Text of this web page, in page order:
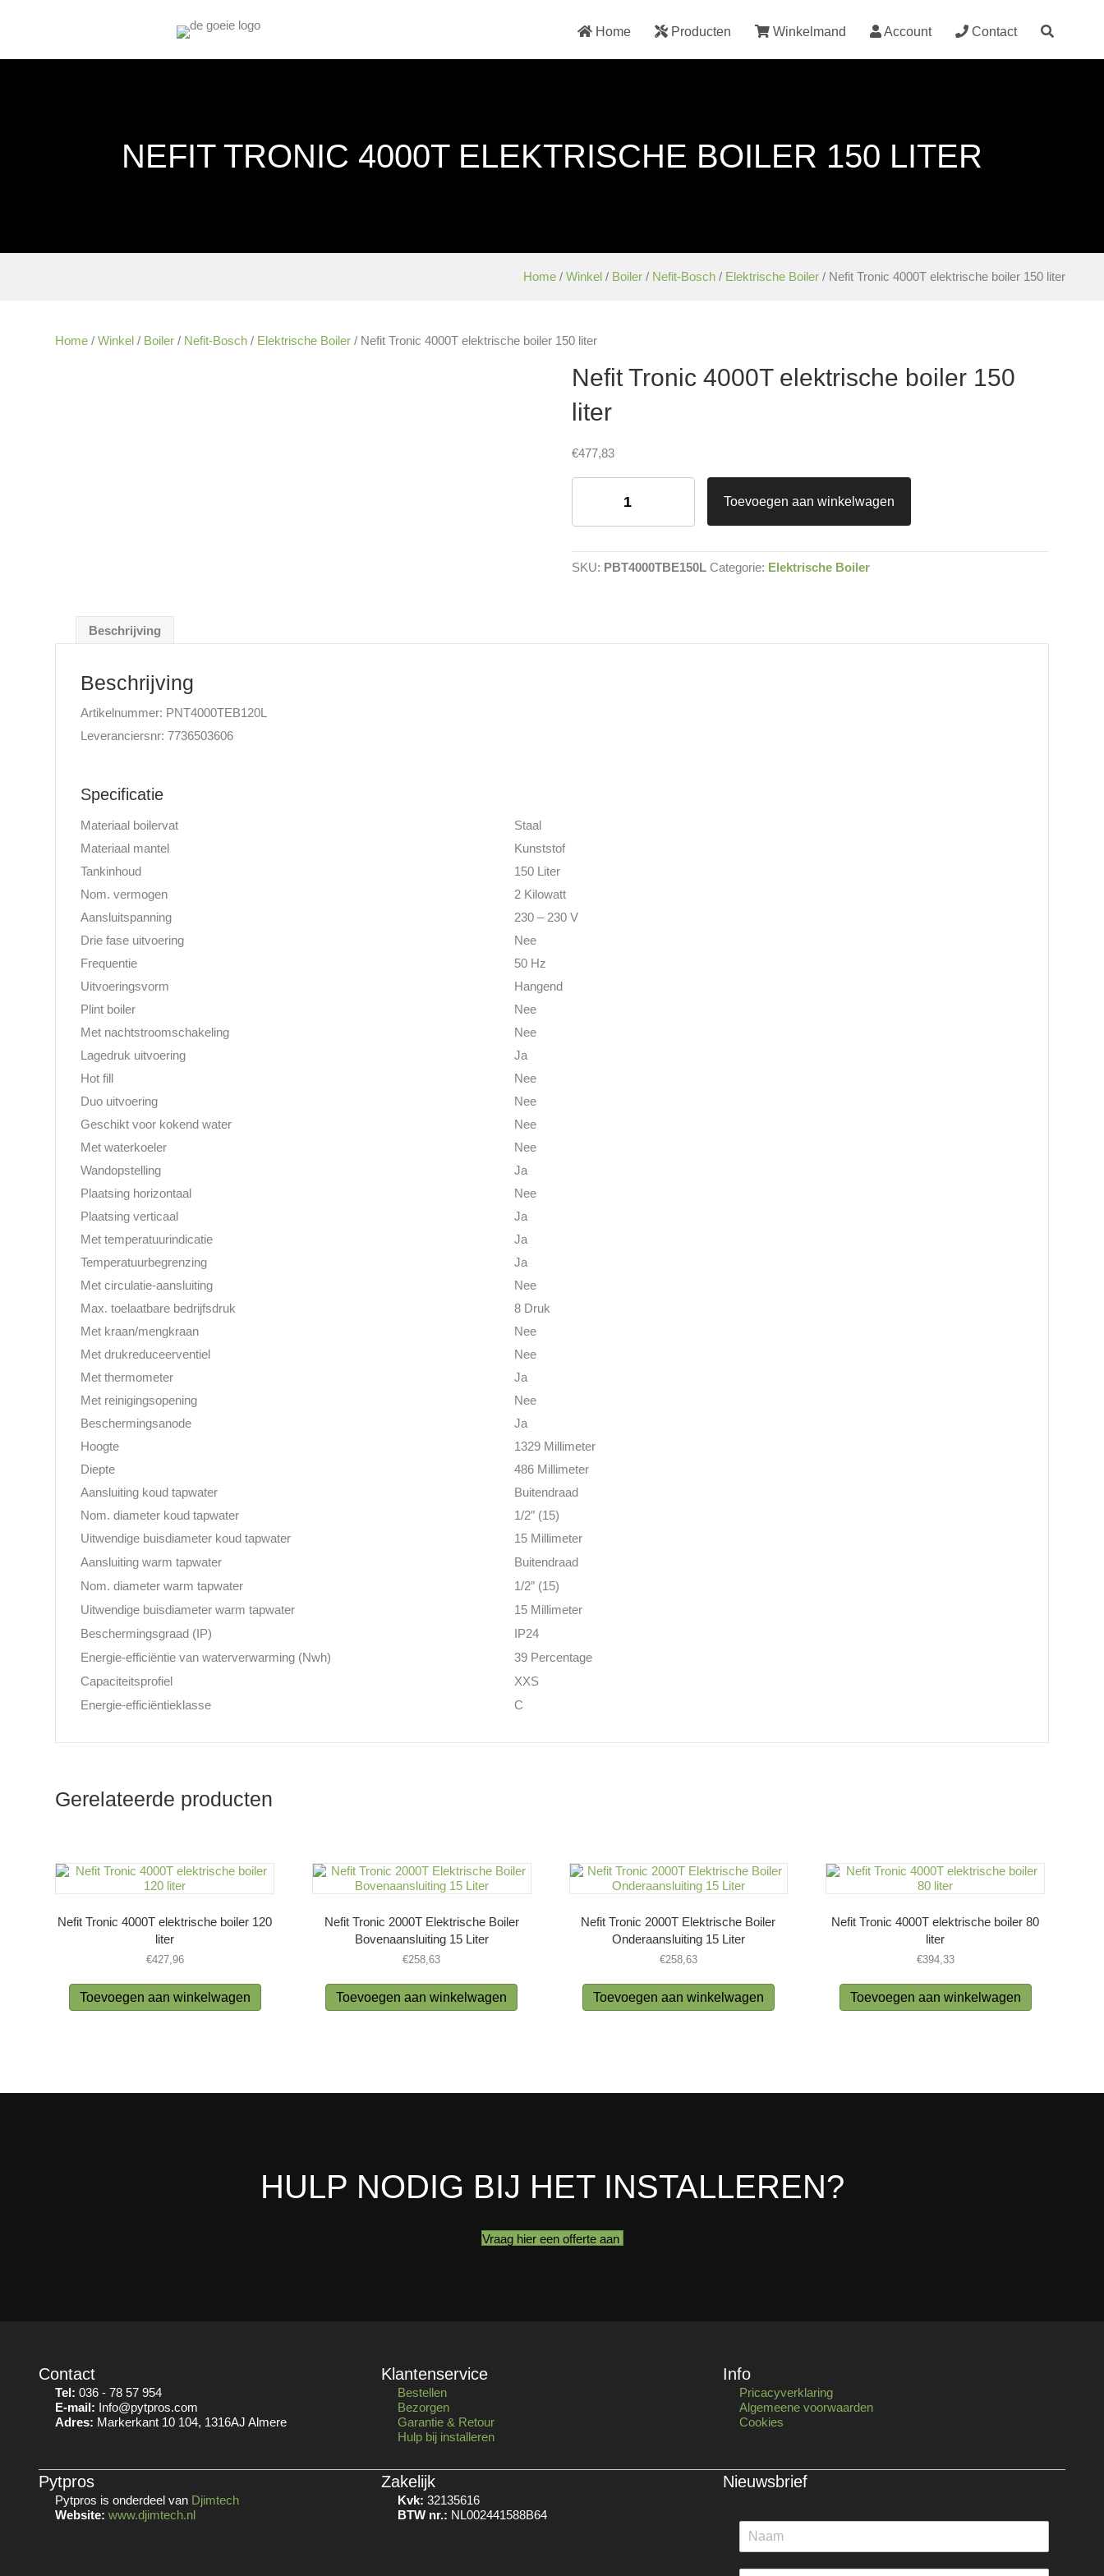
Home Producten Winkelmand Account Contact
NEFIT TRONIC 4000T ELEKTRISCHE BOILER 150 LITER
Home / Winkel / Boiler / Nefit-Bosch / Elektrische Boiler / Nefit Tronic 4000T elektrische boiler 150 liter
Home /Winkel / Boiler / Nefit-Bosch / Elektrische Boiler / Nefit Tronic 4000T elektrische boiler 150 liter
Nefit Tronic 4000T elektrische boiler 150
liter
€477,83
Nefit
elektrische
liter
Toevoegen aan winkelwagen
SKU: PBT4000TBE150L Categorie: Elektrische Boiler
Beschrijving
Beschrijving
Artikelnummer: PNT4000TEB120L
Leveranciersnr: 7736503606
Specificatie
Materiaal boilervat
Staal
Materiaal mantel
Kunststof
Tankinhoud
150 Liter
Nom. vermogen
2 Kilowatt
Aansluitspanning
230 – 230 V
Drie fase uitvoering
Nee
Frequentie
50 Hz
Uitvoeringsvorm
Hangend
Plint boiler
Nee
Met nachtstroomschakeling
Nee
Lagedruk uitvoering
Ja
Hot fill
Nee
Duo uitvoering
Nee
Geschikt voor kokend water
Nee
Met waterkoeler
Nee
Wandopstelling
Ja
Plaatsing horizontaal
Nee
Plaatsing verticaal
Ja
Met temperatuurindicatie
Ja
Temperatuurbegrenzing
Ja
Met circulatie-aansluiting
Nee
Max. toelaatbare bedrijfsdruk
8 Druk
Met kraan/mengkraan
Nee
Met drukreduceerventiel
Nee
Met thermometer
Ja
Met reinigingsopening
Nee
Beschermingsanode
Ja
Hoogte
1329 Millimeter
Diepte
486 Millimeter
Aansluiting koud tapwater
Buitendraad
Nom. diameter koud tapwater
1/2″ (15)
Uitwendige buisdiameter koud tapwater
15 Millimeter
Aansluiting warm tapwater
Buitendraad
Nom. diameter warm tapwater
1/2″ (15)
Uitwendige buisdiameter warm tapwater
15 Millimeter
Beschermingsgraad (IP)
IP24
Energie-efficiëntie van waterverwarming (Nwh)
39 Percentage
Capaciteitsprofiel
XXS
Energie-efficiëntieklasse
C
Gerelateerde producten
Nefit Tronic 4000T elektrische boiler 120
liter
€427,96
Toevoegen aan winkelwagen
Nefit Tronic 2000T Elektrische Boiler
Bovenaansluiting 15 Liter
€258,63
Toevoegen aan winkelwagen
Nefit Tronic 2000T Elektrische Boiler
Onderaansluiting 15 Liter
€258,63
Toevoegen aan winkelwagen
Nefit Tronic 4000T elektrische boiler 80
liter
€394,33
Toevoegen aan winkelwagen
HULP NODIG BIJ HET INSTALLEREN?
Vraag hier een offerte aan
Contact
Tel: 036 - 78 57 954
E-mail: Info@pytpros.com
Adres: Markerkant 10 104, 1316AJ Almere
Klantenservice
Bestellen
Bezorgen
Garantie & Retour
Hulp bij installeren
Info
Pricacyverklaring
Algemeene voorwaarden
Cookies
Pytpros
Pytpros is onderdeel van Djimtech
Website: www.djimtech.nl
Zakelijk
Kvk: 32135616
BTW nr.: NL002441588B64
Nieuwsbrief